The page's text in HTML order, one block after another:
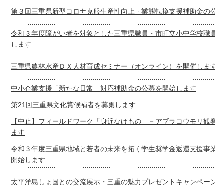
第３回三重県新型コロナ克服生産性向上・業態転換支援補助金の公
令和３年度障がい者を対象とした三重県職員・市町立小中学校職員
します
三重県農林水産ＤＸ人材育成セミナー（オンライン）を開催します
中小企業支援「新たな日常」対応補助金の公募を開始します
第21回三重県文化賞候補者を募集します
【中止】フィールドワーク「身近なけもの －アブラコウモリ観察
ます
令和３年度三重県地域と若者の未来を拓く学生奨学金返還支援事業
開始します
太平洋島しょ国との交流展示・三重の魅力プレゼントキャンペーン